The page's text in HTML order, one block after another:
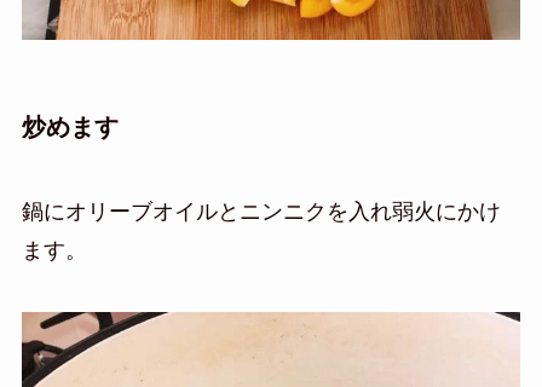
炒めます
鍋にオリーブオイルとニンニクを入れ弱火にかけ
ます。